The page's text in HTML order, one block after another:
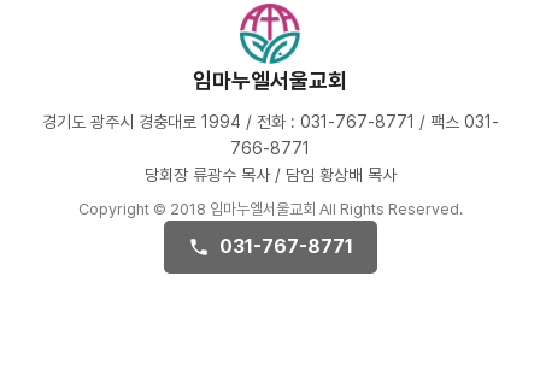
임마누엘서울교회
경기도 광주시 경충대로 1994 / 전화 : 031-767-8771 / 팩스 031-
766-8771
당회장 류광수 목사 / 담임 황상배 목사
Copyright © 2018 임마누엘서울교회 All Rights Reserved.
031-767-8771